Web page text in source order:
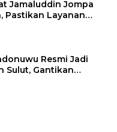
Jamaluddin Jompa
Pastikan Layanan
Resmi Jadi
Sulut, Gantikan